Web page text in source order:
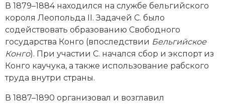
Политическая история
Революции и народные движения
Религия и церковь
Северная Америка
В 1879–1884 находился на службе бельгийского
короля Леопольда II. Задачей С. было
содействовать образованию Свободного
государства Конго (впоследствии Бельгийское
Конго). При участии С. начался сбор и экспорт из
Конго каучука, а также использование рабского
труда внутри страны.
В 1887–1890 организовал и возглавил